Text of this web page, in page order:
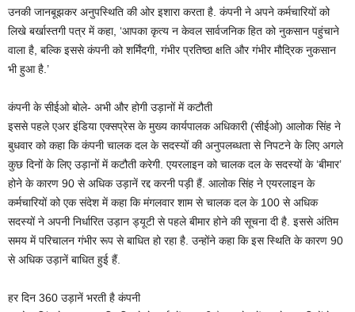
उनकी जानबूझकर अनुपस्थिति की ओर इशारा करता है. कंपनी ने अपने कर्मचारियों को
लिखे बर्खास्तगी पत्र में कहा, ‘आपका कृत्य न केवल सार्वजनिक हित को नुकसान पहुंचाने
वाला है, बल्कि इससे कंपनी को शर्मिंदगी, गंभीर प्रतिष्ठा क्षति और गंभीर मौद्रिक नुकसान
भी हुआ है.’
कंपनी के सीईओ बोले- अभी और होगी उड़ानों में कटौती
इससे पहले एअर इंडिया एक्सप्रेस के मुख्य कार्यपालक अधिकारी (सीईओ) आलोक सिंह ने
बुधवार को कहा कि कंपनी चालक दल के सदस्यों की अनुपलब्धता से निपटने के लिए अगले
कुछ दिनों के लिए उड़ानों में कटौती करेगी. एयरलाइन को चालक दल के सदस्यों के ‘बीमार’
होने के कारण 90 से अधिक उड़ानें रद्द करनी पड़ी हैं. आलोक सिंह ने एयरलाइन के
कर्मचारियों को एक संदेश में कहा कि मंगलवार शाम से चालक दल के 100 से अधिक
सदस्यों ने अपनी निर्धारित उड़ान ड्यूटी से पहले बीमार होने की सूचना दी है. इससे अंतिम
समय में परिचालन गंभीर रूप से बाधित हो रहा है. उन्होंने कहा कि इस स्थिति के कारण 90
से अधिक उड़ानें बाधित हुई हैं.
हर दिन 360 उड़ानें भरती है कंपनी